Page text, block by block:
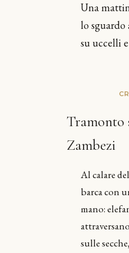
Una
lo sguardo
su uccelli
Tramonto
Zambezi
Al calare
barca con
mano:
sulle